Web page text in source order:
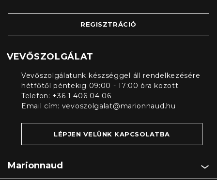
REGISZTRÁCIÓ
VEVŐSZOLGÁLAT
Vevőszolgálatunk készséggel áll rendelkezésére
hétfőtől péntekig 09:00 - 17:00 óra között.
Telefon: +36 1 406 04 06
Email cím: vevoszolgalat@marionnaud.hu
LÉPJEN VELÜNK KAPCSOLATBA
Marionnaud